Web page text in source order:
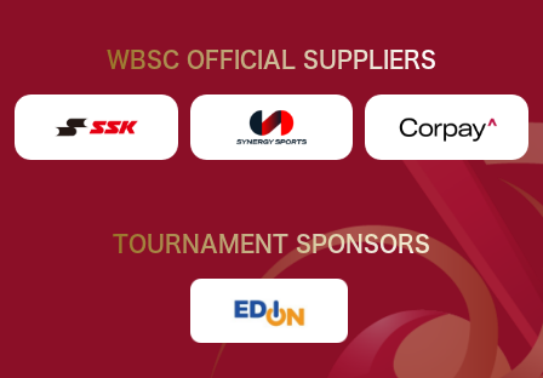
WBSC OFFICIAL SUPPLIERS
TOURNAMENT SPONSORS